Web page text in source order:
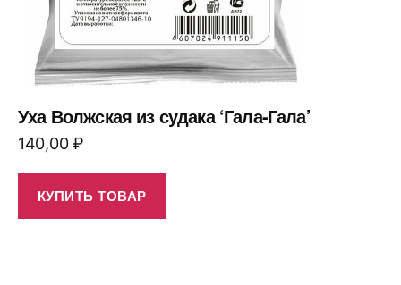
Уха Волжская из судака ‘Гала-Гала’
140,00₽
КУПИТЬ ТОВАР